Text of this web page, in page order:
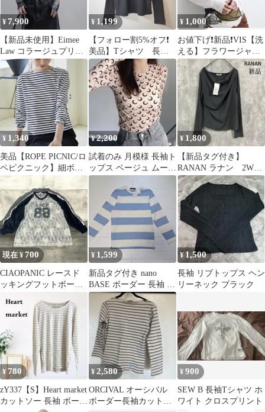
¥ 7,900
【新品未使用】Eimee
Law コラージュプリン
ト シアートップス
BLACK
¥ 1,199
【フォロー割5%オフ❗️
美品】Tシャツ 長
袖 リブ アシメ プ
チハイネック 黒
¥ 1,000
お値下げ❗️新品❗️VIS【洗
える】フラワージャガ
ードロングTシャツ
¥ 1,340
美品【ROPE PICNIC/ロ
ペピクニック】細ボー
ダー天竺トップス
¥2,200
試着のみ 月模様 長袖ト
ップス ベージュ ムーン
プリント ムーンプリン
トトップス
¥ 1,800
【新品タグ付き】
RANAN ラナン 2WAY
ドレープオフショル
リブロンT LL
現在 ¥700
CIAOPANIC レースド
ッキングフットボール
¥ 1,599
新品タグ付き nano
BASE ボーダー 長袖 M
ブルー ホワイト
¥ 1,500
長袖 リブトップス ヘン
リーネック ブラック
¥780
zY337【S】Heart market
カットソー 長袖 ボーダ
¥2,580
ORCIVAL オーシバル
ボーダー長袖カットソ
¥900
SEW B 長袖Tシャツ ホ
ワイト クロスプリント